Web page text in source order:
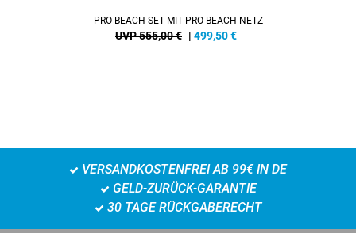
PRO BEACH SET MIT PRO BEACH NETZ
UVP 555,00 € | 499,50€
VERSANDKOSTENFREI AB 99€ IN DE
GELD-ZURÜCK-GARANTIE
30 TAGE RÜCKGABERECHT